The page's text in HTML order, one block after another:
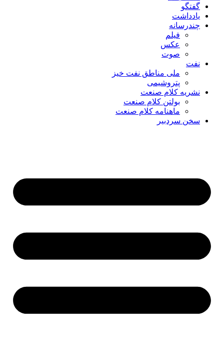
گفتگو
یادداشت
چندرسانه
فیلم
عکس
صوت
نفت
ملی مناطق نفت خیز
پتروشیمی
نشریه کلام صنعت
بولتن کلام صنعت
ماهنامه کلام صنعت
سخن سردبیر